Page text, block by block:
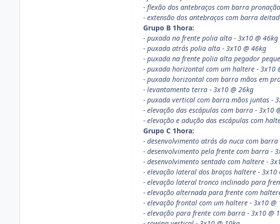
- flexão dos antebraços com barra
- extensão dos antebraços com barra
Grupo B 1hora:
- puxada na frente polia alta - 3x10 @ 46kg
- puxada atrás polia alta - 3x10 @ 46kg
- puxada na frente polia alta pegador
- puxada horizontal com um haltere - 3x10
- puxada horizontal com barra mãos em
- levantamento terra - 3x10 @ 26kg
- puxada vertical com barra mãos juntas -
- elevação das escápulas com barra - 3x10
- elevação e adução das escápulas com
Grupo C 1hora:
- desenvolvimento atrás da nuca com barra
- desenvolvimento pela frente com barra -
- desenvolvimento sentado com haltere -
- elevação lateral dos braços haltere - 3x10
- elevação lateral tronco inclinado para
- elevação alternada para frente com
- elevação frontal com um haltere - 3x10 @
- elevação para frente com barra - 3x10 @